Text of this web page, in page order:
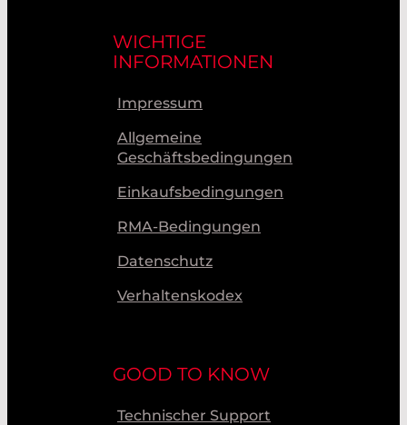
WICHTIGE
INFORMATIONEN
Impressum
Allgemeine
Geschäftsbedingungen
Einkaufsbedingungen
RMA-Bedingungen
Datenschutz
Verhaltenskodex
GOOD TO KNOW
Technischer Support